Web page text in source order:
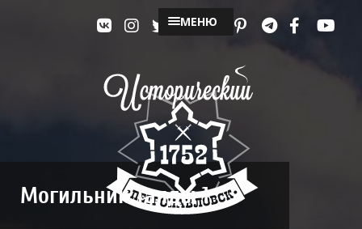
МЕНЮ
Могильник Талды 1